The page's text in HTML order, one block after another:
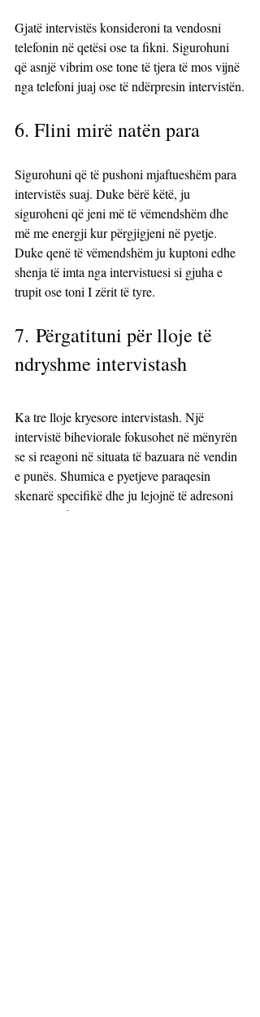
Gjatë intervistës konsideroni ta vendosni
telefonin në qetësi ose ta fikni. Sigurohuni
që asnjë vibrim ose tone të tjera të mos vijnë
nga telefoni juaj ose të ndërpresin intervistën.
6. Flini mirë natën para
Sigurohuni që të pushoni mjaftueshëm para
intervistës suaj. Duke bërë këtë, ju
siguroheni që jeni më të vëmendshëm dhe
më me energji kur përgjigjeni në pyetje.
Duke qenë të vëmendshëm ju kuptoni edhe
shenja të imta nga intervistuesi si gjuha e
trupit ose toni I zërit të tyre.
7. Përgatituni për lloje të
ndryshme intervistash
Ka tre lloje kryesore intervistash. Një
intervistë biheviorale fokusohet në mënyrën
se si reagoni në situata të bazuara në vendin
e punës. Shumica e pyetjeve paraqesin
skenarë specifikë dhe ju lejojnë të adresoni
se si mund t'i trajtoni ato.